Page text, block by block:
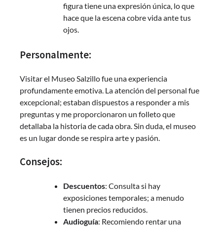
figura tiene una expresión única, lo que
hace que la escena cobre vida ante tus
ojos.
Personalmente:
Visitar el Museo Salzillo fue una experiencia
profundamente emotiva. La atención del personal fue
excepcional; estaban dispuestos a responder a mis
preguntas y me proporcionaron un folleto que
detallaba la historia de cada obra. Sin duda, el museo
es un lugar donde se respira arte y pasión.
Consejos:
Descuentos: Consulta si hay
exposiciones temporales; a menudo
tienen precios reducidos.
Audioguía: Recomiendo rentar una